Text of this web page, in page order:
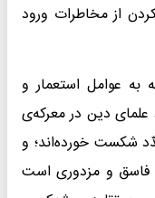
از مخاطرات ورود
به عوامل استعمار و
علمای دین در معرکه‌ی
شکست خورده‌اند؛ و
فاسق و مزدوری است